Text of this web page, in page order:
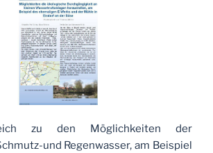
zu den Möglichkeiten der
und Regenwasser, am Beispiel